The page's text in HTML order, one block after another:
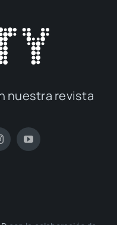
nues­tra revis­ta